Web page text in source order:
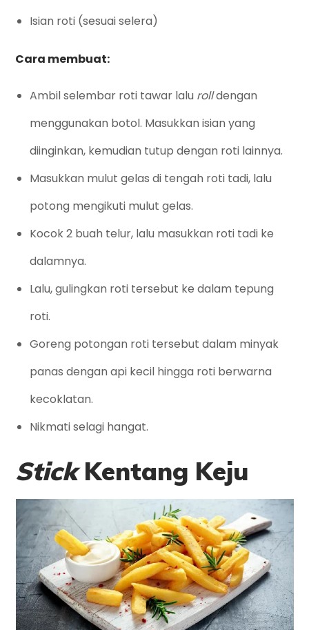
Isian roti (sesuai selera)
Cara membuat:
Ambil selembar roti tawar lalu rolldengan
menggunakan botol. Masukkan isian yang
diinginkan, kemudian tutup dengan roti lainnya.
Masukkan mulut gelas di tengah roti tadi, lalu
potong mengikuti mulut gelas.
Kocok 2 buah telur, lalu masukkan roti tadi ke
dalamnya.
Lalu, gulingkan roti tersebut ke dalam tepung
roti.
Goreng potongan roti tersebut dalam minyak
panas dengan api kecil hingga roti berwarna
kecoklatan.
Nikmati selagi hangat.
StickKentang Keju